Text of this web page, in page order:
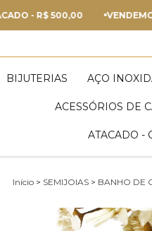
R$ 500,00 VENDEMOS
BIJUTERIAS AÇO
ACESSÓRIOS DE
ATACADO -
Início > SEMIJOIAS > BANHO DE